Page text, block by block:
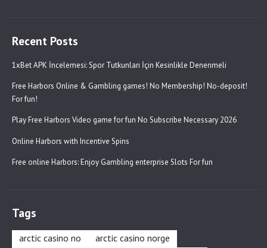
Recent Posts
1xBet APK İncelemesi: Spor Tutkunları İçin Kesinlikle Denenmeli
Free Harbors Online & Gambling games! No Membership! No-deposit!
For fun!
Play Free Harbors Video game for fun No Subscribe Necessary 2026
Online Harbors with Incentive Spins
Free online Harbors: Enjoy Gambling enterprise Slots For fun
Tags
arctic casino no
arctic casino norge